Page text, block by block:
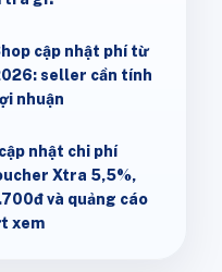
cập nhật phí từ
seller cần tính
nhuận
nhật chi phí
Xtra 5,5%,
và quảng cáo
xem